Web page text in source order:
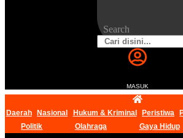
Search
MASUK
Daerah Nasional Hukum & Kriminal Peristiwa
Politik
Olahraga Gaya Hidup